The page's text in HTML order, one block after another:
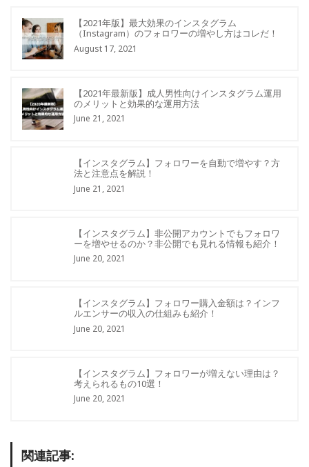
【2021年版】最大効果のインスタグラム
（Instagram）のフォロワーの増やし方はコレだ！
August 17, 2021
【2021年最新版】成人男性向けインスタグラム運用
のメリットと効果的な運用方法
June 21, 2021
【インスタグラム】フォロワーを自動で増やす？方
法と注意点を解説！
June 21, 2021
【インスタグラム】非公開アカウントでもフォロワ
ーを増やせるのか？非公開でも見れる情報も紹介！
June 20, 2021
【インスタグラム】フォロワー購入金額は？インフ
ルエンサーの収入の仕組みも紹介！
June 20, 2021
【インスタグラム】フォロワーが増えない理由は？
考えられるもの10選！
June 20, 2021
関連記事: